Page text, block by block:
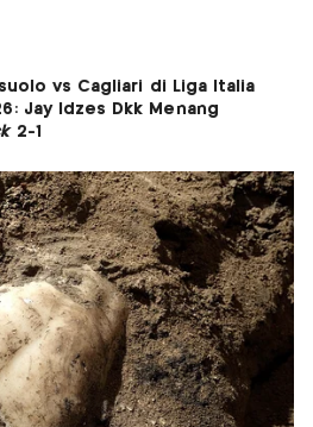
vs Cagliari di Liga Italia
Jay Idzes Dkk Menang
2-1